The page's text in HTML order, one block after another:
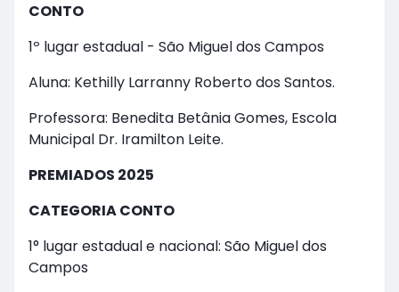
CONTO
1º lugar estadual - São Miguel dos Campos
Aluna: Kethilly Larranny Roberto dos Santos.
Professora: Benedita Betânia Gomes, Escola
Municipal Dr. Iramilton Leite.
PREMIADOS 2025
CATEGORIA CONTO
1° lugar estadual e nacional: São Miguel dos
Campos